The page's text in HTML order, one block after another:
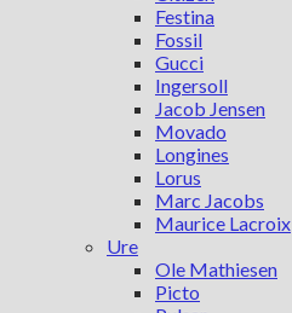
Festina
Fossil
Gucci
Ingersoll
Jacob Jensen
Movado
Longines
Lorus
Marc Jacobs
Maurice Lacroix
Ure
Ole Mathiesen
Picto